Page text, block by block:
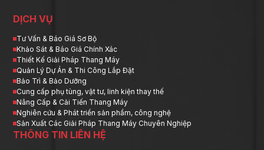
DỊCH VỤ
Tư Vấn & Báo Giá Sơ Bộ
Khảo Sát & Báo Giá Chính Xác
Thiết Kế Giải Pháp Thang Máy
Quản Lý Dự Án & Thi Công Lắp Đặt
Bảo Trì & Bảo Dưỡng
Cung cấp phụ tùng, vật tư, linh kiện thay thế
Nâng Cấp & Cải Tiến Thang Máy
Nghiên cứu & Phát triển sản phẩm, công nghệ
Sản Xuất Các Giải Pháp Thang Máy Chuyên Nghiệp
THÔNG TIN LIÊN HỆ